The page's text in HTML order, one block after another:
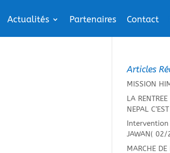
Actualités Partenaires Contact
Articles
MISSION
LA
NEPAL
JAWAN( 02/
MARCHE